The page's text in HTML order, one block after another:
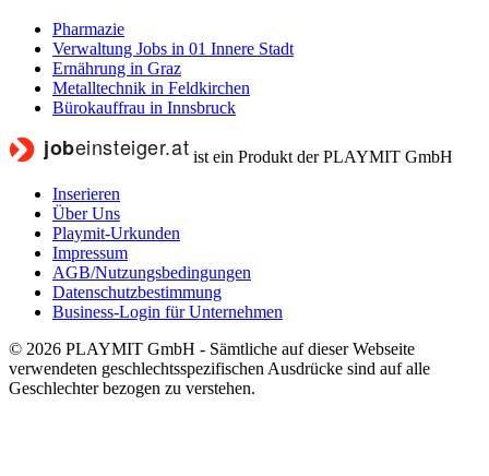
Pharmazie
Verwaltung Jobs in 01 Innere Stadt
Ernährung in Graz
Metalltechnik in Feldkirchen
Bürokauffrau in Innsbruck
ist ein Produkt der PLAYMIT GmbH
Inserieren
Über Uns
Playmit-Urkunden
Impressum
AGB/Nutzungsbedingungen
Datenschutzbestimmung
Business-Login für Unternehmen
© 2026 PLAYMIT GmbH - Sämtliche auf dieser Webseite
verwendeten geschlechtsspezifischen Ausdrücke sind auf alle
Geschlechter bezogen zu verstehen.